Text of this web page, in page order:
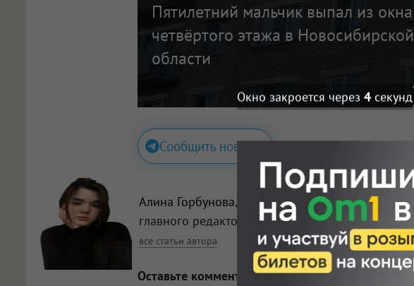
Пятилетний мальчик выпал из окна
четвёртого этажа в Новосибирской
области
Сообщить новость
Алина Горбунова, заместитель
главного редактора
все статьи автора
Оставьте комментарий
Окно закроется через 3 секунд